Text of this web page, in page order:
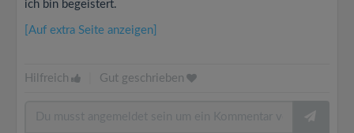
ich bin begeistert.
[Auf extra Seite anzeigen]
Hilfreich Gut geschrieben